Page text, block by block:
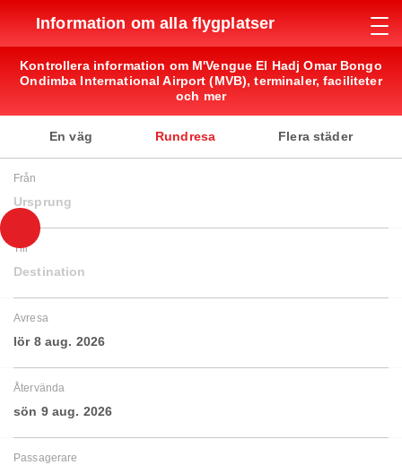
Information om alla flygplatser
Kontrollera information om M'Vengue El Hadj Omar Bongo
Ondimba International Airport (MVB), terminaler, faciliteter
och mer
En väg Rundresa Flera städer
Från
Ursprung
Till
Destination
Avresa
lör 8 aug. 2026
Återvända
sön 9 aug. 2026
Passagerare